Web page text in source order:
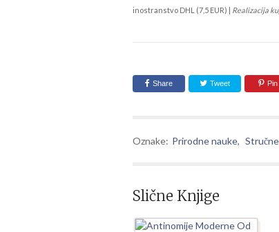
inostranstvo DHL (7,5 EUR) | Realizacija
Share Tweet Pin
Oznake: Prirodne nauke,
Slične Knjige